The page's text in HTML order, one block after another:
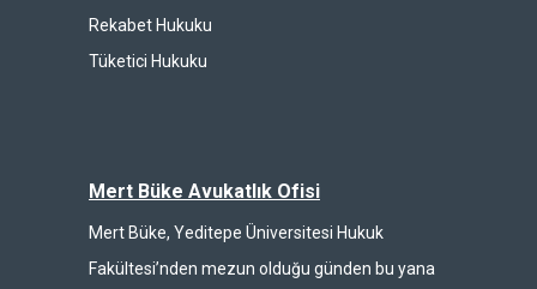
Rekabet Hukuku
Tüketici Hukuku
Mert Büke Avukatlık Ofisi
Mert Büke, Yeditepe Üniversitesi Hukuk
Fakültesi’nden mezun olduğu günden bu yana